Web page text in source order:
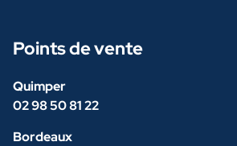
Points de vente
Quimper
02 98 50 81 22
Bordeaux